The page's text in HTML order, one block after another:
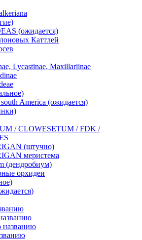
(ожидается)
Каттлей
Lycastinae, Maxillariinae
America (ожидается)
/ CLOWESETUM / FDK /
(штучно)
меристема
(дендробиум)
орхидеи